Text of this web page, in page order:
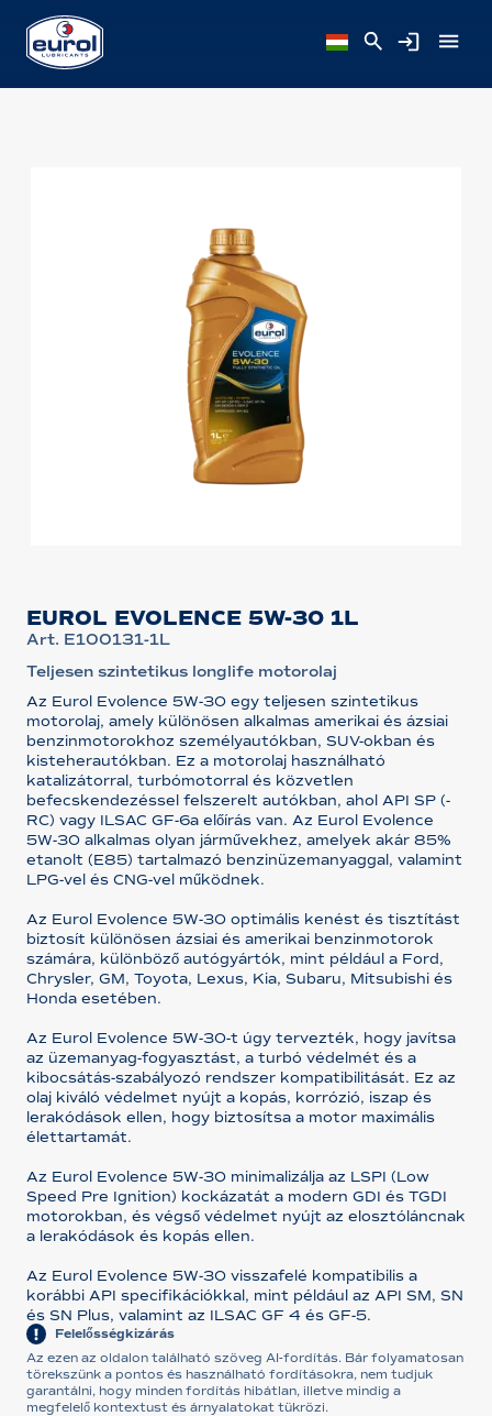
EUROL EVOLENCE 5W-30 1L
Art. E100131-1L
Teljesen szintetikus longlife motorolaj
Az Eurol Evolence 5W-30 egy teljesen szintetikus
motorolaj, amely különösen alkalmas amerikai és ázsiai
benzinmotorokhoz személyautókban, SUV-okban és
kisteherautókban. Ez a motorolaj használható
katalizátorral, turbómotorral és közvetlen
befecskendezéssel felszerelt autókban, ahol API SP (-
RC) vagy ILSAC GF-6a előírás van. Az Eurol Evolence
5W-30 alkalmas olyan járművekhez, amelyek akár 85%
etanolt (E85) tartalmazó benzinüzemanyaggal, valamint
LPG-vel és CNG-vel működnek.
Az Eurol Evolence 5W-30 optimális kenést és tisztítást
biztosít különösen ázsiai és amerikai benzinmotorok
számára, különböző autógyártók, mint például a Ford,
Chrysler, GM, Toyota, Lexus, Kia, Subaru, Mitsubishi és
Honda esetében.
Az Eurol Evolence 5W-30-t úgy tervezték, hogy javítsa
az üzemanyag-fogyasztást, a turbó védelmét és a
kibocsátás-szabályozó rendszer kompatibilitását. Ez az
olaj kiváló védelmet nyújt a kopás, korrózió, iszap és
lerakódások ellen, hogy biztosítsa a motor maximális
élettartamát.
Az Eurol Evolence 5W-30 minimalizálja az LSPI (Low
Speed Pre Ignition) kockázatát a modern GDI és TGDI
motorokban, és végső védelmet nyújt az elosztóláncnak
a lerakódások és kopás ellen.
Az Eurol Evolence 5W-30 visszafelé kompatibilis a
korábbi API specifikációkkal, mint például az API SM, SN
és SN Plus, valamint az ILSAC GF 4 és GF-5.
Felelősségkizárás
Az ezen az oldalon található szöveg AI-fordítás. Bár folyamatosan
törekszünk a pontos és használható fordításokra, nem tudjuk
garantálni, hogy minden fordítás hibátlan, illetve mindig a
megfelelő kontextust és árnyalatokat tükrözi.